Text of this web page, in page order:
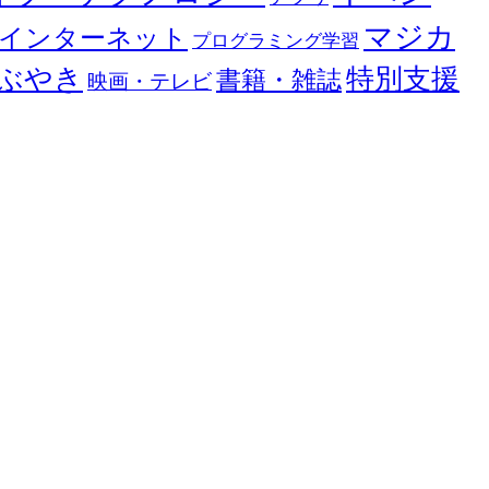
ンターネット プログラミング学習 マジカ
やき 映画・テレビ書籍・雑誌特別支援